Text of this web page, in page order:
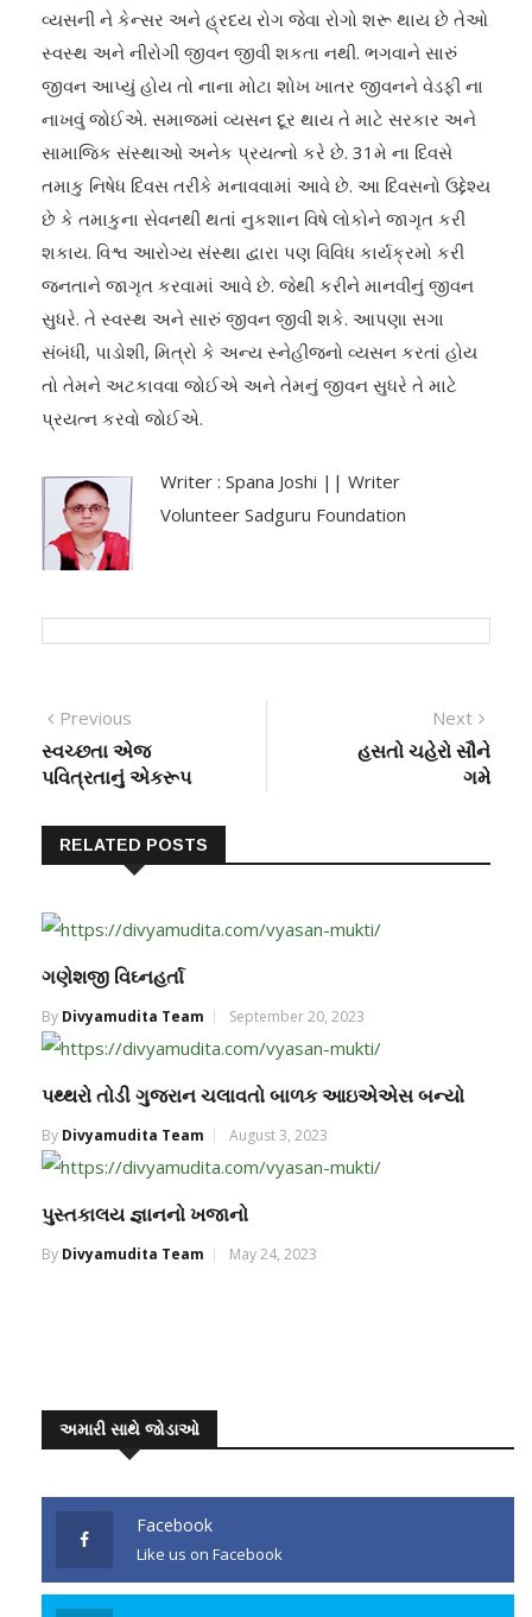
વ્યસની ને કેન્સર અને હ્રદય રોગ જેવા રોગો શરૂ થાય છે તેઓ
સ્વસ્થ અને નીરોગી જીવન જીવી શકતા નથી. ભગવાને સારું
જીવન આપ્યું હોય તો નાના મોટા શોખ ખાતર જીવનને વેડફી ના
નાખવું જોઈએ. સમાજમાં વ્યસન દૂર થાય તે માટે સરકાર અને
સામાજિક સંસ્થાઓ અનેક પ્રયત્નો કરે છે. 31મે ના દિવસે
તમાકુ નિષેધ દિવસ તરીકે મનાવવામાં આવે છે. આ દિવસનો ઉદ્દેશ્ય
છે કે તમાકુના સેવનથી થતાં નુકશાન વિષે લોકોને જાગૃત કરી
શકાય. વિશ્વ આરોગ્ય સંસ્થા દ્વારા પણ વિવિધ કાર્યક્રમો કરી
જનતાને જાગૃત કરવામાં આવે છે. જેથી કરીને માનવીનું જીવન
સુધરે. તે સ્વસ્થ અને સારું જીવન જીવી શકે. આપણા સગા
સંબંધી, પાડોશી, મિત્રો કે અન્ય સ્નેહીજનો વ્યસન કરતાં હોય
તો તેમને અટકાવવા જોઈએ અને તેમનું જીવન સુધરે તે માટે
પ્રયત્ન કરવો જોઈએ.
Writer : Spana Joshi || Writer
Volunteer Sadguru Foundation
Previous
સ્વચ્છતા એજ
પવિત્રતાનું એકરૂપ
Next
હસતો ચહેરો સૌને
ગમે
RELATED POSTS
ગણેશજી વિઘ્નહર્તા
By Divyamudita Team September 20, 2023
પથ્થરો તોડી ગુજરાન ચલાવતો બાળક આઇએએસ બન્યો
By Divyamudita Team August 3, 2023
પુસ્તકાલય જ્ઞાનનો ખજાનો
By Divyamudita Team May 24, 2023
અમારી સાથે જોડાઓ
Facebook
Like us on Facebook